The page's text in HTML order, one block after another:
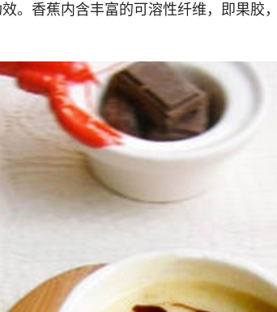
。香蕉内含丰富的可溶性纤维，即果胶